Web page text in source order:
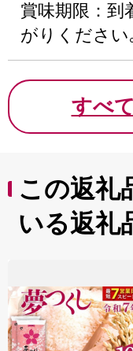
賞味期限：到
がりください
すべ
この返礼
いる返礼